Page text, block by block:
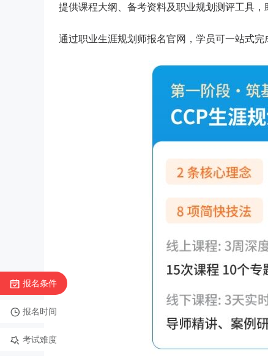
提供课程大纲、备考资料及职业规划测评工具，
通过职业生涯规划师报名官网，学员可一站式
报名条件
报名时间
考试难度